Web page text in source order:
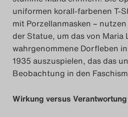
uniformen korall-farbenen T-
mit Porzellanmasken –
der Statue, um das von Maria
wahrgenommene Dorfleben
1935 auszuspielen, das das
Beobachtung in den
Wirkung versus Verantwortung